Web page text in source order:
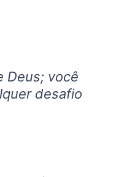
Deus; você
desafio